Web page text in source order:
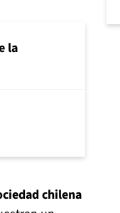
la
chilena